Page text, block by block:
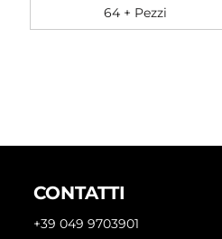
64 + Pezzi
CONTATTI
+39 049 9703901